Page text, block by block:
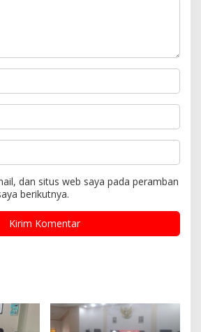
dan situs web saya pada peramban
berikutnya.